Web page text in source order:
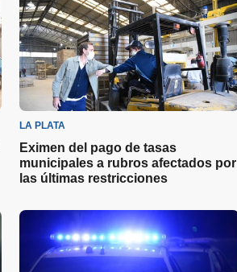
LA PLATA
Eximen del pago de tasas
municipales a rubros afectados por
las últimas restricciones